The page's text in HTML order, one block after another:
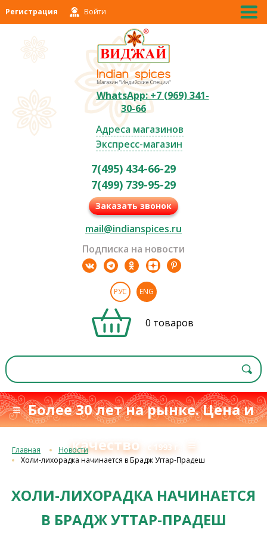
Регистрация Войти
WhatsApp: +7 (969) 341-
30-66
Адреса магазинов
Экспресс-магазин
7(495) 434-66-29
7(499) 739-95-29
Заказать звонок
mail@indianspices.ru
Подписка на новости
РУС ENG
0 товаров
≡ Более 30 лет на рынке. Цена и
качество
с 1993 г. ≡
Главная
Новости
Холи-лихорадка начинается в Брадж Уттар-Прадеш
ХОЛИ-ЛИХОРАДКА НАЧИНАЕТСЯ
В БРАДЖ УТТАР-ПРАДЕШ